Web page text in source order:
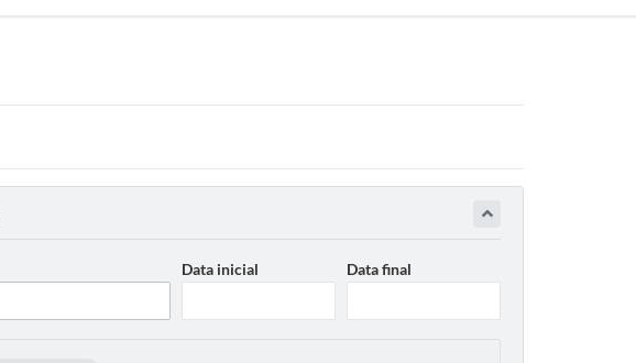
Data inicial Data final